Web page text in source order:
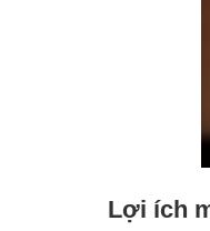
Lợi ích